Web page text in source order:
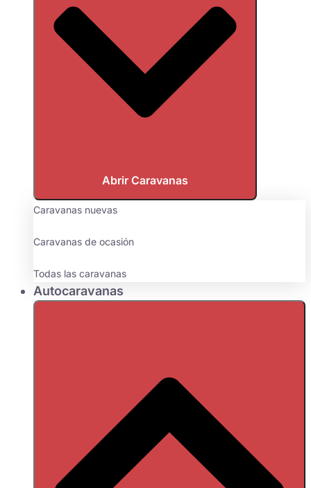
Abrir Caravanas
Caravanas nuevas
Caravanas de ocasión
Todas las caravanas
Autocaravanas